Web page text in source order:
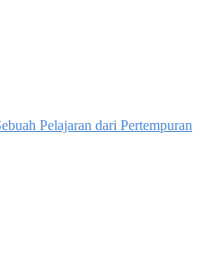
Pelajaran dari Pertempuran